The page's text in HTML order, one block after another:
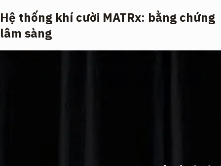
Hệ thống khí cười MATRx: bằng chứng
lâm sàng